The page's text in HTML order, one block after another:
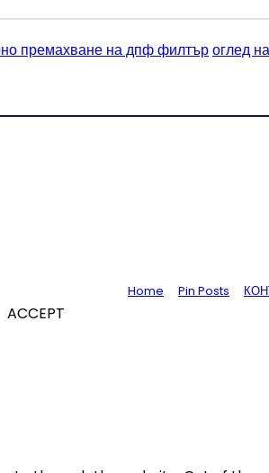
премахване на дпф филтъроглед
Home
Pin Posts
ACCEPT